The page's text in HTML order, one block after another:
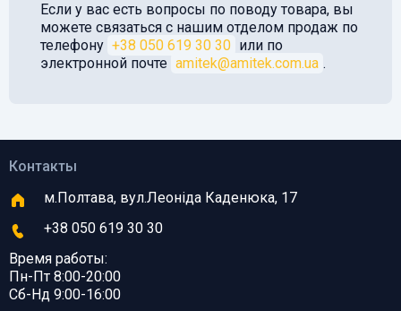
Если у вас есть вопросы по поводу товара, вы
можете связаться с нашим отделом продаж по
телефону +38 050 619 30 30 или по
электронной почте amitek@amitek.com.ua .
Контакты
м.Полтава, вул.Леоніда Каденюка, 17
+38 050 619 30 30
Время работы:
Пн-Пт 8:00-20:00
Сб-Нд 9:00-16:00